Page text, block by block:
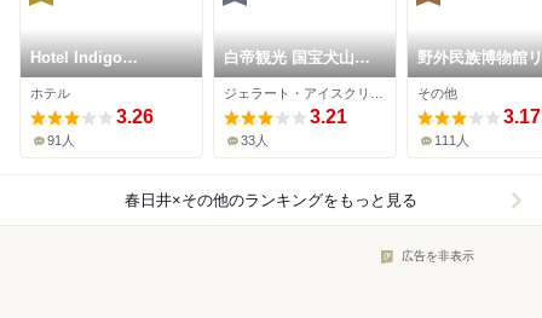
Hotel Indigo
Inuyama Urakuen
ホテル
3.26
91人
白帝観光 国宝犬山城
売店
3.21
33人
野外民族博物館
ワールド
その他
3.17
111人
春日井×その他のランキングをもっと見る
広告を非表示